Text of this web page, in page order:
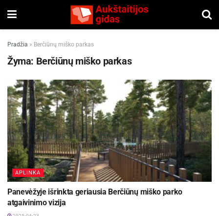
Pradžia » Berčiūnų miško parkas
Žyma: Berčiūnų miško parkas
APLINKA
Panevėžyje išrinkta geriausia Berčiūnų miško parko
atgaivinimo vizija